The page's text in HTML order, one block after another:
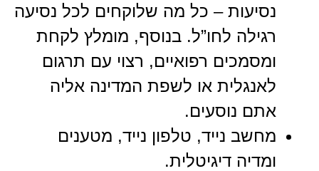
נסיעות – כל מה שלוקחים לכל נסיעה
רגילה לחו”ל. בנוסף, מומלץ לקחת
ומסמכים רפואיים, רצוי עם תרגום
לאנגלית או לשפת המדינה אליה
אתם נוסעים.
מחשב נייד, טלפון נייד, מטענים
ומדיה דיגיטלית.